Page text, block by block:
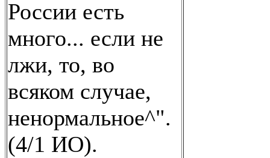
России есть
много... если не
лжи, то, во
всяком случае,
ненормальное^".
(4/1 ИО).